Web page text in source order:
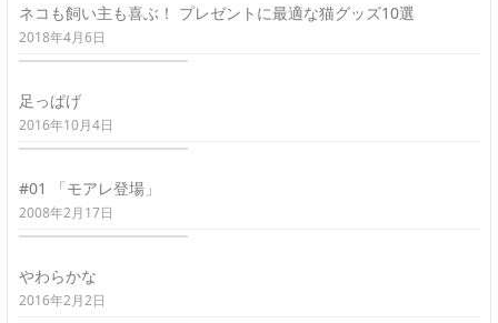
ネコも飼い主も喜ぶ！ プレゼントに最適な猫グッズ10選
2018年4月6日
足っぱげ
2016年10月4日
#01 「モアレ登場」
2008年2月17日
やわらかな
2016年2月2日